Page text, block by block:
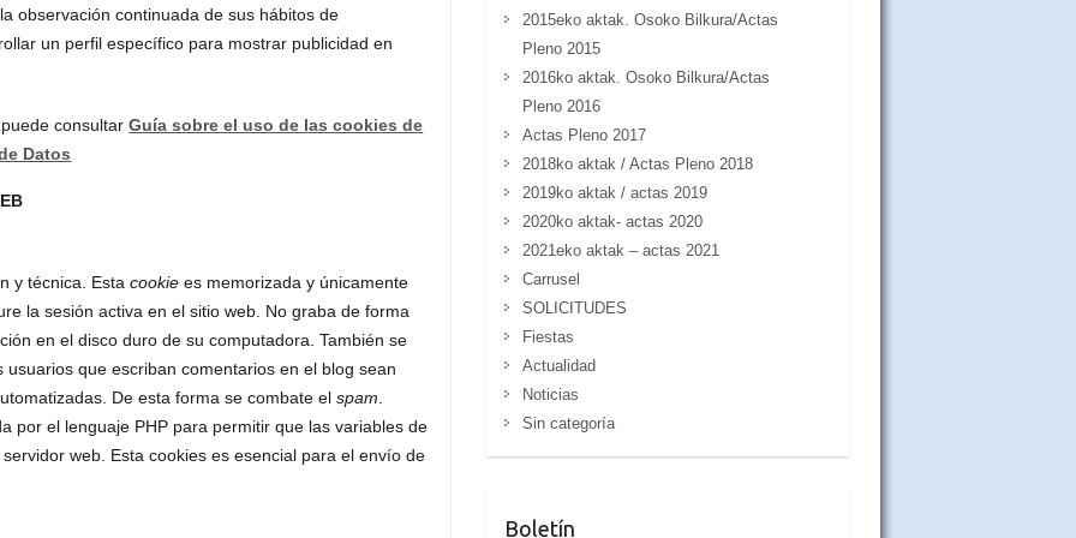
observación continuada de sus hábitos de
un perfil específico para mostrar publicidad en
consultarGuía sobre el uso de las cookies de
Datos
y técnica. Estacookiees memorizada y únicamente
la sesión activa en el sitio web. No graba de forma
en el disco duro de su computadora. También se
que escriban comentarios en el blog sean
De esta forma se combate elspam
por el lenguaje PHP para permitir que las variables de
web. Esta cookies es esencial para el envío de
2015eko aktak. Osoko Bilkura/Actas
Pleno 2015
2016ko aktak. Osoko Bilkura/Actas
Pleno 2016
Actas Pleno 2017
2018ko aktak / Actas Pleno 2018
2019ko aktak / actas 2019
2020ko aktak- actas 2020
2021eko aktak – actas 2021
Carrusel
SOLICITUDES
Fiestas
Actualidad
Noticias
Sin categoría
Boletín